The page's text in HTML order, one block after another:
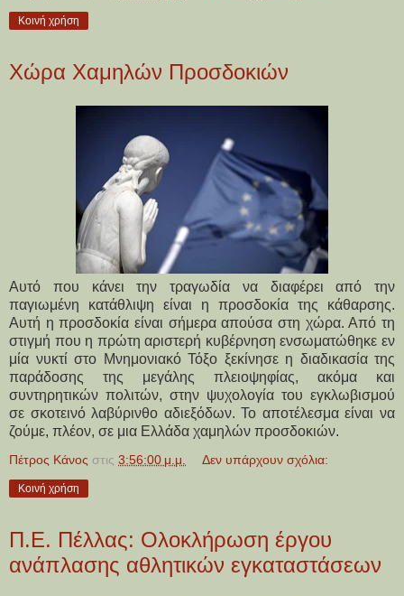
Κοινή χρήση
Χώρα Χαμηλών Προσδοκιών
Αυτό που κάνει την τραγωδία να διαφέρει από την
παγιωμένη κατάθλιψη είναι η προσδοκία της κάθαρσης.
Αυτή η προσδοκία είναι σήμερα απούσα στη χώρα. Από τη
στιγμή που η πρώτη αριστερή κυβέρνηση ενσωματώθηκε εν
μία νυκτί στο Μνημονιακό Τόξο ξεκίνησε η διαδικασία της
παράδοσης της μεγάλης πλειοψηφίας, ακόμα και
συντηρητικών πολιτών, στην ψυχολογία του εγκλωβισμού
σε σκοτεινό λαβύρινθο αδιεξόδων. Το αποτέλεσμα είναι να
ζούμε, πλέον, σε μια Ελλάδα χαμηλών προσδοκιών.
Πέτρος Κάνος στις 3:56:00 μ.μ. Δεν υπάρχουν σχόλια:
Κοινή χρήση
Π.Ε. Πέλλας: Ολοκλήρωση έργου
ανάπλασης αθλητικών εγκαταστάσεων